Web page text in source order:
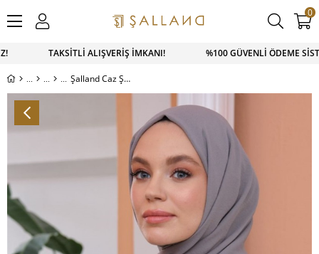
TAKSİTLİ ALIŞVERİŞ İMKANI! %100 GÜVENLİ ÖDEME
0
Şalland Caz Şal Serisi Duman